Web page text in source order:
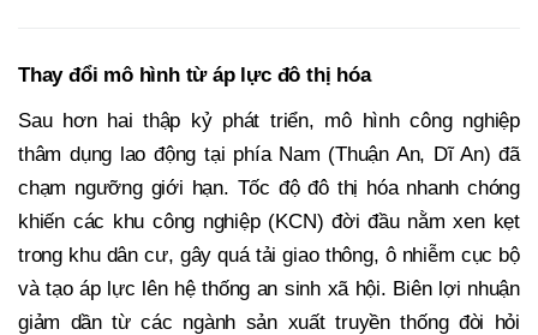
Thay đổi mô hình từ áp lực đô thị hóa
Sau hơn hai thập kỷ phát triển, mô hình công nghiệp
thâm dụng lao động tại phía Nam (Thuận An, Dĩ An) đã
chạm ngưỡng giới hạn. Tốc độ đô thị hóa nhanh chóng
khiến các khu công nghiệp (KCN) đời đầu nằm xen kẹt
trong khu dân cư, gây quá tải giao thông, ô nhiễm cục bộ
và tạo áp lực lên hệ thống an sinh xã hội. Biên lợi nhuận
giảm dần từ các ngành sản xuất truyền thống đòi hỏi